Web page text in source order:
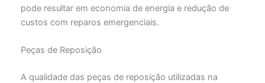
pode resultar em economia de energia e redução de
custos com reparos emergenciais.
Peças de Reposição
A qualidade das peças de reposição utilizadas na